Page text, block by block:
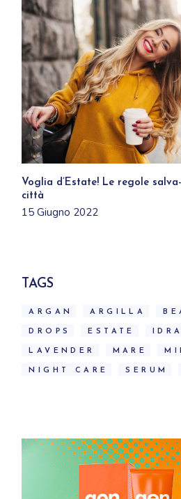
Voglia d’Estate! Le regole
città
15 Giugno 2022
TAGS
ARGAN ARGILLA
DROPS ESTATE
LAVENDER MARE
NIGHT CARE SERUM